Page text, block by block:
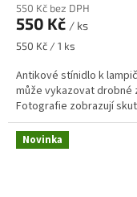
550 Kč bez DPH
550 Kč / ks
Měrná
550 Kč / 1 ks
Antikové stínidlo k
může vykazovat drobné
Fotografie zobrazují
Novinka